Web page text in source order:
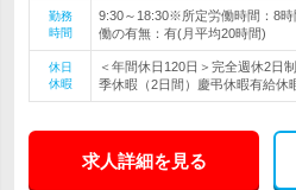
勤務
時間
9:30～18:30※所定労働時間：8
働の有無：有(月平均20時間)
休日
休暇
＜年間休日120日＞完全週休2日
季休暇（2日間）慶弔休暇有給休
求人詳細を見る